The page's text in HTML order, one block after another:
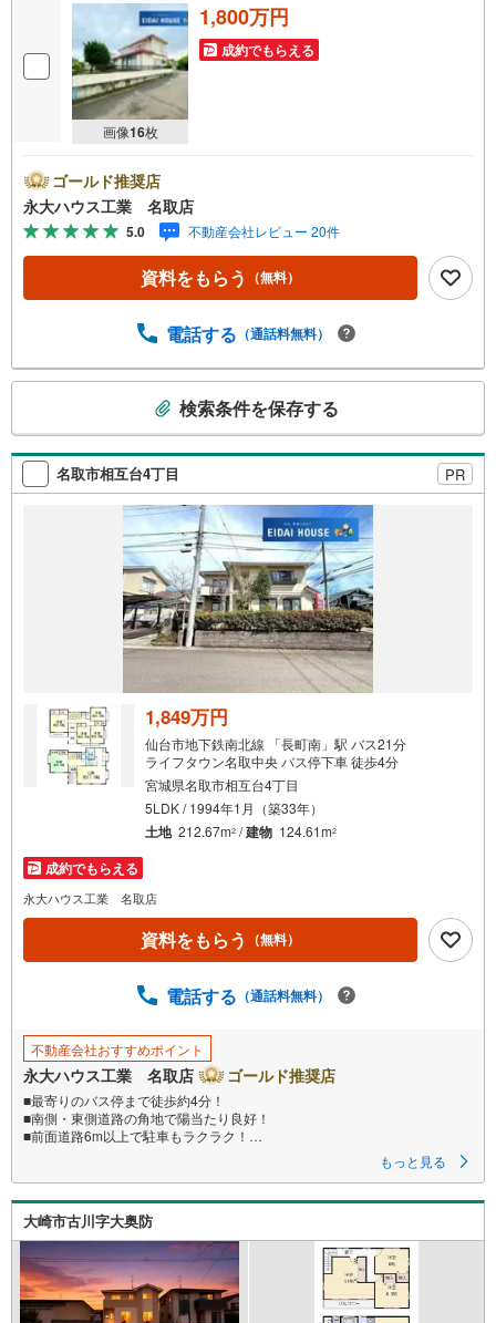
画像16枚
1,800万円
成約でもらえる
ゴールド推奨店
永大ハウス工業 名取店
5.0 不動産会社レビュー 20件
資料をもらう （無料）
電話する （通話料無料）
検
索
条
イ
ペ
ー
ジ
検索条件を保存する
名取市相互台4丁目 PR
1,849万円
仙台市地下鉄南北線 「長町南」駅 バス21分
ライフタウン名取中央 バス停下車 徒歩4分
宮城県名取市相互台4丁目
5LDK / 1994年1月（築33年）
土地 212.67m2 /建物 124.61m2
成約でもらえる
永大ハウス工業 名取店
資料をもらう （無料）
電話する （通話料無料）
不動産会社おすすめポイント
永大ハウス工業 名取店 ゴールド推奨店
■最寄りのバス停まで徒歩約4分！
■南側・東側道路の角地で陽当たり良好！
■前面道路6m以上で駐車もラクラク！
仙台市を中心に宮城県内の多数店舗で展開中！こちらでは当社の強みを大
きく2つに分けてご紹介！
1.
＜豊富な不動産知識＞
戸建・マンション・土地...と種別を問わず不動産を取り扱っております。
更に教育施設や商業施設、子育て環境や行政などの地域情報を総合し、お
客様により良い物件選びをして頂けるよう、しっかりとサポートさせて頂
きます。
もっと見る
大崎市古川字大奥防